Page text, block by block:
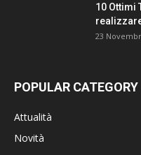
10 Ottimi
23
POPULAR CATEGORY
Attualità
Novità